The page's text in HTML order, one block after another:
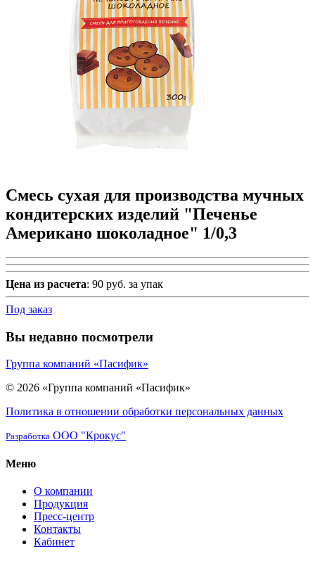
Смесь сухая для производства мучных
кондитерских изделий "Печенье
Американо шоколадное" 1/0,3
Цена из расчета: 90 руб. за упак
Под заказ
Вы недавно посмотрели
Группа компаний «Пасифик»
© 2026 «Группа компаний «Пасифик»
Политика в отношении обработки персональных данных
Разработка ООО "Крокус"
Меню
О компании
Продукция
Пресс-центр
Контакты
Кабинет